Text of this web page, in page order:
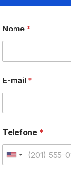
Nome *
E-mail *
Telefone *
U